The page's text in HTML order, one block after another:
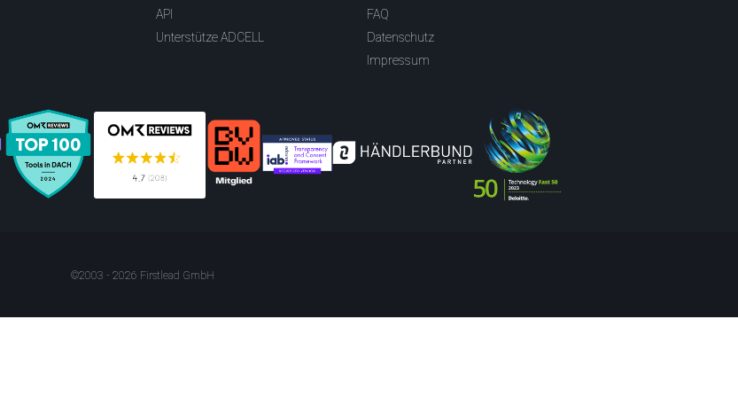
API
Unterstütze ADCELL
FAQ
Datenschutz
Impressum
©2003 - 2026 Firstlead GmbH